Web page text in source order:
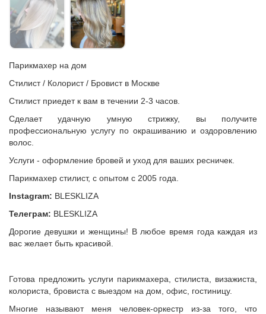
Парикмахер на дом
Стилист / Колорист / Бровист в Москве
Стилист приедет к вам в течении 2-3 часов.
Сделает удачную умную стрижку, вы получите
профессиональную услугу по окрашиванию и оздоровлению
волос.
Услуги - оформление бровей и уход для ваших ресничек.
Парикмахер стилист, с опытом с 2005 года.
Instagram: BLESKLIZA
Телеграм: BLESKLIZA
Дорогие девушки и женщины! В любое время года каждая из
вас желает быть красивой.
Готова предложить услуги парикмахера, стилиста, визажиста,
колориста, бровиста с выездом на дом, офис, гостиницу.
Многие называют меня человек-оркестр из-за того, что